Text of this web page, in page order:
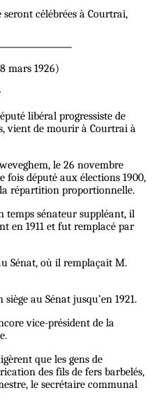
célébrées à Courtrai,
mars 1926)
libéral progressiste de
vient de mourir à Courtrai à
le 26 novembre
fois député aux élections 1900,
répartition proportionnelle.
temps sénateur suppléant, il
en 1911 et fut remplacé par
Sénat, où il remplaçait M.
au Sénat jusqu’en 1921.
vice-président de la
que les gens de
des fils de fers barbelés,
le secrétaire communal